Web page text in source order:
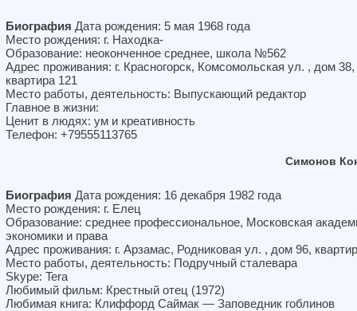
Биография Дата рождения: 5 мая 1968 года
Место рождения: г. Находка-
Образование: неоконченное среднее, школа №562
Адрес проживания: г. Красногорск, Комсомольская ул. , дом 38,
квартира 121
Место работы, деятельность: Выпускающий редактор
Главное в жизни:
Ценит в людях: ум и креативность
Телефон: +79555113765
Симонов
Биография Дата рождения: 16 декабря 1982 года
Место рождения: г. Елец
Образование: среднее профессиональное, Московская
экономики и права
Адрес проживания: г. Арзамас, Родниковая ул. , дом 96,
Место работы, деятельность: Подручный сталевара
Skype: Tera
Любимый фильм: Крестный отец (1972)
Любимая книга: Клиффорд Саймак — Заповедник гоблинов